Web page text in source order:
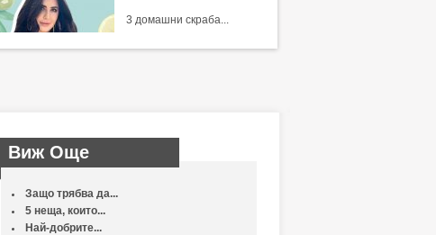
3 домашни скраба...
Виж Още
Защо трябва да...
5 неща, които...
Най-добрите...